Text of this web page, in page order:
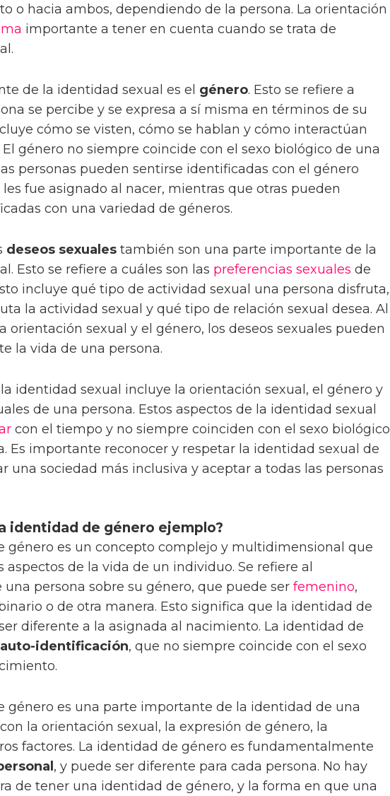
o hacia ambos, dependiendo de la persona. La orientación
importante a tener en cuenta cuando se trata de
de la identidad sexual es el género. Esto se refiere a
se percibe y se expresa a sí misma en términos de su
cómo se visten, cómo se hablan y cómo interactúan
género no siempre coincide con el sexo biológico de una
personas pueden sentirse identificadas con el género
fue asignado al nacer, mientras que otras pueden
con una variedad de géneros.
deseos sexuales también son una parte importante de la
Esto se refiere a cuáles son las preferencias sexuales de
incluye qué tipo de actividad sexual una persona disfruta,
la actividad sexual y qué tipo de relación sexual desea. Al
orientación sexual y el género, los deseos sexuales pueden
la vida de una persona.
identidad sexual incluye la orientación sexual, el género y
de una persona. Estos aspectos de la identidad sexual
con el tiempo y no siempre coinciden con el sexo biológico
Es importante reconocer y respetar la identidad sexual de
una sociedad más inclusiva y aceptar a todas las personas
identidad de género ejemplo?
género es un concepto complejo y multidimensional que
aspectos de la vida de un individuo. Se refiere al
persona sobre su género, que puede ser femenino,
o de otra manera. Esto significa que la identidad de
diferente a la asignada al nacimiento. La identidad de
auto-identificación, que no siempre coincide con el sexo
género es una parte importante de la identidad de una
la orientación sexual, la expresión de género, la
factores. La identidad de género es fundamentalmente
, y puede ser diferente para cada persona. No hay
de tener una identidad de género, y la forma en que una